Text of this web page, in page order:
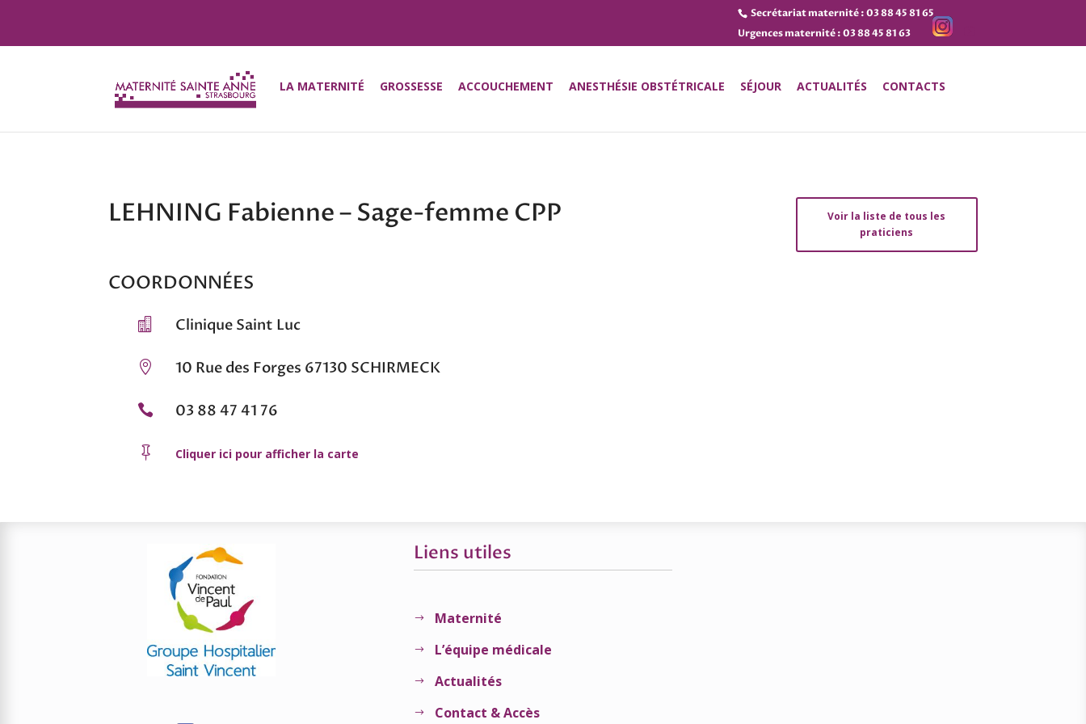
Secrétariat maternité : 03 88 45 81 65
Urgences maternité : 03 88 45 81 63
LA MATERNITÉ GROSSESSE ACCOUCHEMENT ANESTHÉSIE OBSTÉTRICALE SÉJOUR ACTUALITÉS CONTACTS
LEHNING Fabienne – Sage-femme CPP
Voir la liste de tous les
praticiens
COORDONNÉES
 Clinique Saint Luc
 10 Rue des Forges 67130 SCHIRMECK
 03 88 47 41 76
 Cliquer ici pour afficher la carte
Liens utiles
$ Maternité
$ L’équipe médicale
$ Actualités
$ Contact & Accès